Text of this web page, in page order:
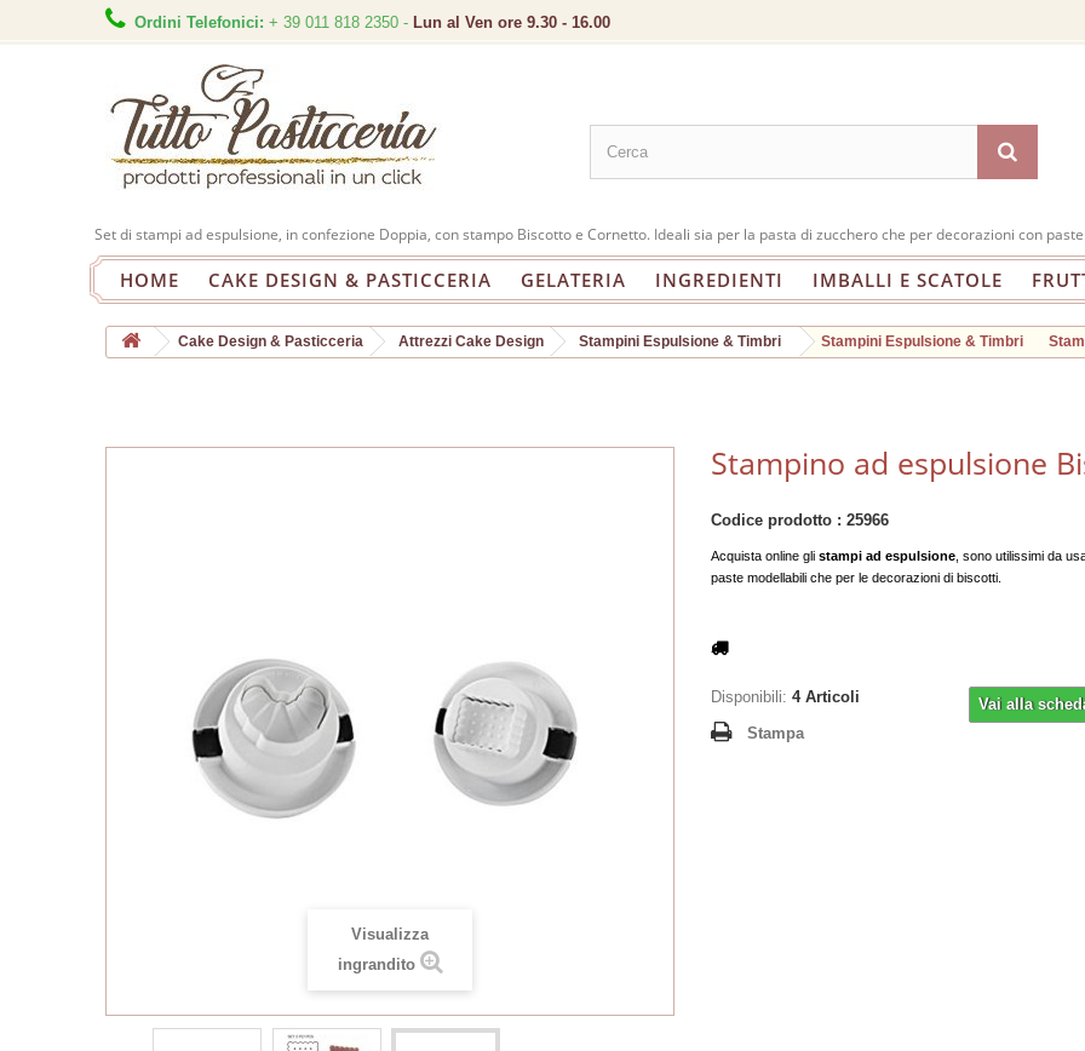
Ordini Telefonici: + 39 011 818 2350 - Lun al Ven ore 9.30 - 16.00
Set di stampi ad espulsione, in confezione Doppia, con stampo Biscotto e Cornetto. Ideali sia per la pasta di zucchero che per decorazioni con
HOME CAKE DESIGN & PASTICCERIA GELATERIA INGREDIENTI IMBALLI E SCATOLE
Cake Design & Pasticceria Attrezzi Cake Design Stampini Espulsione & Timbri Stampini Espulsione & Timbri
Visualizza
ingrandito
Stampino ad espulsione
Codice prodotto : 25966
Acquista online gli stampi ad espulsione , sono utilissimi da
paste modellabili che per le decorazioni di biscotti.
Vai alla
Disponibili: 4 Articoli
Stampa